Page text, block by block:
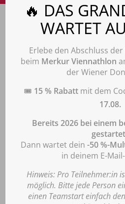
Cookie-
verwalten
gemäß unserer Datenschutzerklärung.
willigen Sie ein, dass wir darüber hinaus
statistischen Auswertung der Nutzung der
Datenschutzerklärung für die Nutzung
Webseite nicht erforderlich. Wenn Sie Ihre
diese jederzeit wie unter Punkt
Software Matomo“ der
die Zukunft widerrufen. Hier finden Sie
Datenschutzerklärung:
INFOS
Junior-
2+ km / 10+
🔥 DAS
WARTET
Erlebe den Abschluss
beim Merkur Viennathlon
der Wiener
🎟️ 15 % Rabattmit dem
17.08.
Bereits 2026 bei einem
Dann wartet dein -50 %-
in deinem E-
Hinweis: Pro Teilnehmer:in
möglich. Bitte jede Person
einen Teamstart einfach